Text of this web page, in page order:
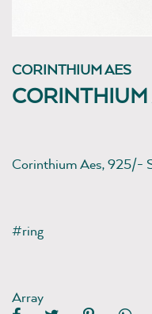
CORINTHIUM AES
Corinthium Aes, 925/-
#ring
Array